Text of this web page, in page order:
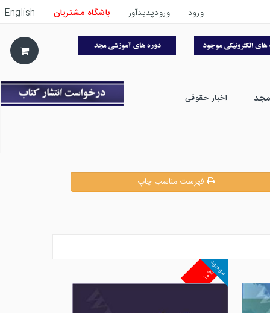
ورود ورودپدیدآور باشگاه مشتریان English
اخبار حقوقی
فهرست مناسب چاپ
۱۰%
موجود